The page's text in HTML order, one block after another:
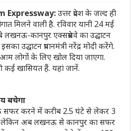
Expressway:उत्तर प्रदेश के जल्द ही
मिलने वाली है. रविवार यानी 24 मई
कानपुर एक्सप्रेसवे का उद्घाटन
उद्घाटन प्रधानमंत्री नरेंद्र मोदी करेंगे.
आम लोगों के लिए खोल दिया जाएगा.
खासियत हैं. यहां जानें.
बचेगा
करने में करीब 2.5 घंटे से लेकर 3
लेकिन अब लखनऊ से कानपुर का सफर